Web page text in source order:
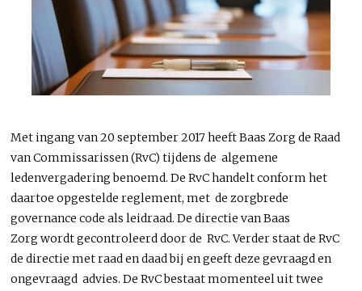
Met ingang van 20 september 2017 heeft Baas Zorg de Raad
van Commissarissen (RvC) tijdens de algemene
ledenvergadering benoemd. De RvC handelt conform het
daartoe opgestelde reglement, met de zorgbrede
governance code als leidraad. De directie van Baas
Zorg wordt gecontroleerd door de RvC. Verder staat de RvC
de directie met raad en daad bij en geeft deze gevraagd en
ongevraagd advies. De RvC bestaat momenteel uit twee